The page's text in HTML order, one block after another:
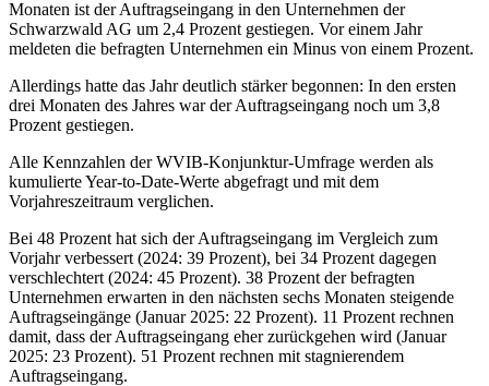
Monaten ist der Auftragseingang in den Unternehmen der
Schwarzwald AG um 2,4 Prozent gestiegen. Vor einem Jahr
meldeten die befragten Unternehmen ein Minus von einem Prozent.
Allerdings hatte das Jahr deutlich stärker begonnen: In den ersten
drei Monaten des Jahres war der Auftragseingang noch um 3,8
Prozent gestiegen.
Alle Kennzahlen der WVIB-Konjunktur-Umfrage werden als
kumulierte Year-to-Date-Werte abgefragt und mit dem
Vorjahreszeitraum verglichen.
Bei 48 Prozent hat sich der Auftragseingang im Vergleich zum
Vorjahr verbessert (2024: 39 Prozent), bei 34 Prozent dagegen
verschlechtert (2024: 45 Prozent). 38 Prozent der befragten
Unternehmen erwarten in den nächsten sechs Monaten steigende
Auftragseingänge (Januar 2025: 22 Prozent). 11 Prozent rechnen
damit, dass der Auftragseingang eher zurückgehen wird (Januar
2025: 23 Prozent). 51 Prozent rechnen mit stagnierendem
Auftragseingang.